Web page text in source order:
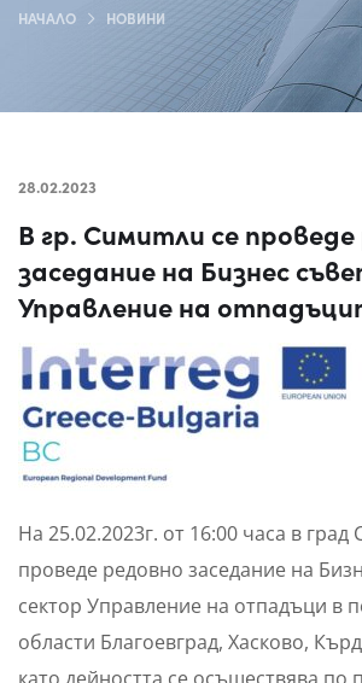
НАЧАЛО НОВИНИ
28.02.2023
В гр. Симитли се
заседание на Бизнес
Управление на
На 25.02.2023г. от 16:00 часа в град
проведе редовно заседание на
сектор Управление на отпадъци в
области Благоевград, Хасково,